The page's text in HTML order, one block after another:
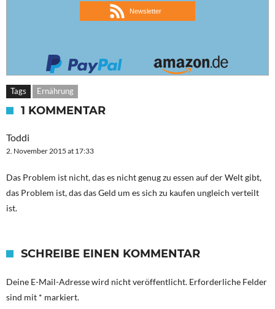
Newsletter
Tags Ernährung
1 KOMMENTAR
Toddi
2. November 2015 at 17:33
Das Problem ist nicht, das es nicht genug zu essen auf der Welt gibt,
das Problem ist, das das Geld um es sich zu kaufen ungleich verteilt
ist.
SCHREIBE EINEN KOMMENTAR
Deine E-Mail-Adresse wird nicht veröffentlicht. Erforderliche Felder
sind mit * markiert.